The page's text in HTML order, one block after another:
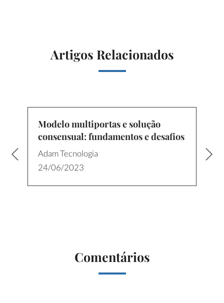
Artigos Relacionados
Modelo multiportas e solução
consensual: fundamentos e desafios
Adam Tecnologia
24/06/2023
Comentários